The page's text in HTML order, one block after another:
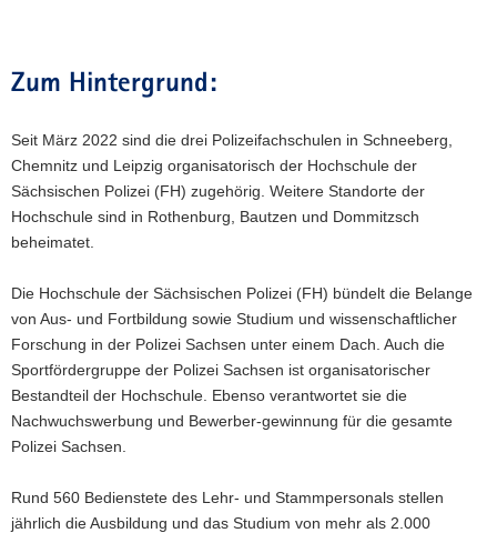
Zum Hintergrund:
Seit März 2022 sind die drei Polizeifachschulen in Schneeberg,
Chemnitz und Leipzig organisatorisch der Hochschule der
Sächsischen Polizei (FH) zugehörig. Weitere Standorte der
Hochschule sind in Rothenburg, Bautzen und Dommitzsch
beheimatet.
Die Hochschule der Sächsischen Polizei (FH) bündelt die Belange
von Aus- und Fortbildung sowie Studium und wissenschaftlicher
Forschung in der Polizei Sachsen unter einem Dach. Auch die
Sportfördergruppe der Polizei Sachsen ist organisatorischer
Bestandteil der Hochschule. Ebenso verantwortet sie die
Nachwuchswerbung und Bewerber-gewinnung für die gesamte
Polizei Sachsen.
Rund 560 Bedienstete des Lehr- und Stammpersonals stellen
jährlich die Ausbildung und das Studium von mehr als 2.000